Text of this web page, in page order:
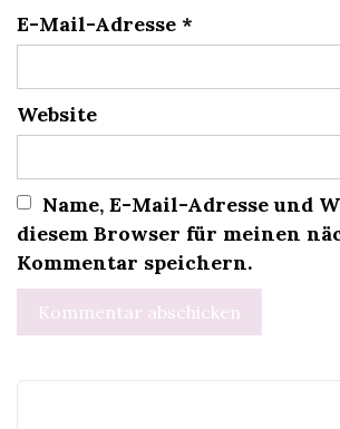
E-Mail-Adresse *
Website
Name, E-Mail-Adresse und
diesem Browser für meinen
Kommentar speichern.